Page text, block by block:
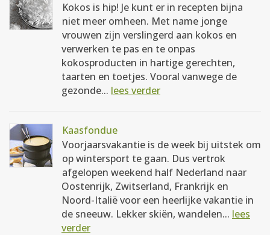
Kokos is hip! Je kunt er in recepten bijna
niet meer omheen. Met name jonge
vrouwen zijn verslingerd aan kokos en
verwerken te pas en te onpas
kokosproducten in hartige gerechten,
taarten en toetjes. Vooral vanwege de
gezonde... lees verder
Kaasfondue
Voorjaarsvakantie is de week bij uitstek om
op wintersport te gaan. Dus vertrok
afgelopen weekend half Nederland naar
Oostenrijk, Zwitserland, Frankrijk en
Noord-Italië voor een heerlijke vakantie in
de sneeuw. Lekker skiën, wandelen... lees
verder